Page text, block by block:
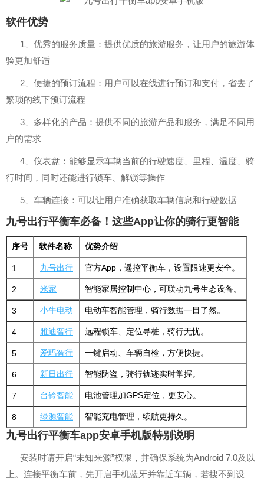
软件优势
1、优秀的服务质量：提供优质的旅游服务，让用户的旅游体
验更加舒适
2、便捷的预订流程：用户可以在线进行预订和支付，省去了
繁琐的线下预订流程
3、多样化的产品：提供不同的旅游产品和服务，满足不同用
户的需求
4、仪表盘：能够显示车辆当前的行驶速度、里程、温度、骑
行时间，同时还能进行锁车、解锁等操作
5、车辆连接：可以让用户准确获取车辆信息和行驶数据
九号出行平衡车必备！这些App让你的骑行更智能
序号 软件名称 优势介绍
1 九号出行 官方App，遥控平衡车，设置限速更安全。
2 米家 智能家居控制中心，可联动九号生态设备。
3 小牛电动 电动车智能管理，骑行数据一目了然。
4 雅迪智行 远程锁车、定位寻桩，骑行无忧。
5 爱玛智行 一键启动、车辆自检，方便快捷。
6 新日出行 智能防盗，骑行轨迹实时掌握。
7 台铃智能 电池管理加GPS定位，更安心。
8 绿源智能 智能充电管理，续航更持久。
九号出行平衡车app安卓手机版特别说明
安装时请开启“未知来源”权限，并确保系统为Android 7.0及以
上。连接平衡车前，先开启手机蓝牙并靠近车辆，若搜不到设